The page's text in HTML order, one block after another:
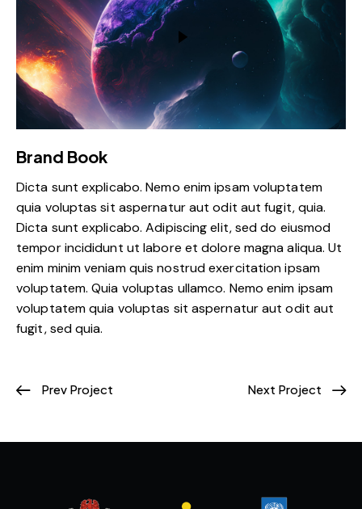
Brand Book
Dicta sunt explicabo. Nemo enim ipsam voluptatem
quia voluptas sit aspernatur aut odit aut fugit, quia.
Dicta sunt explicabo. Adipiscing elit, sed do eiusmod
tempor incididunt ut labore et dolore magna aliqua. Ut
enim minim veniam quis nostrud exercitation ipsam
voluptatem. Quia voluptas ullamco. Nemo enim ipsam
voluptatem quia voluptas sit aspernatur aut odit aut
fugit, sed quia.
Prev Project Next Project